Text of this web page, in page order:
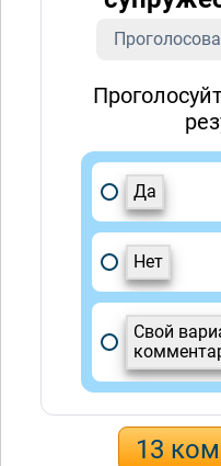
Да
Нет
Свой
13